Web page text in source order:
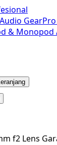
Audio Gear
& Monopod
f2 Lens